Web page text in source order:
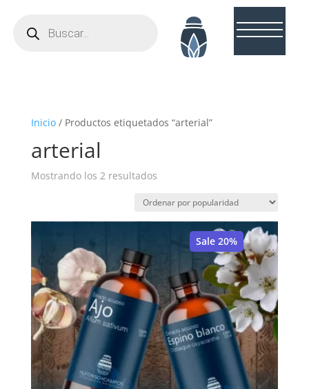
productos
Inicio/ Productos etiquetados “arterial”
arterial
Mostrando los 2 resultadosOrdenado
popularidad
Sale 20%